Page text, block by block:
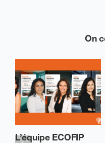
On
L’équipe ECOFIP